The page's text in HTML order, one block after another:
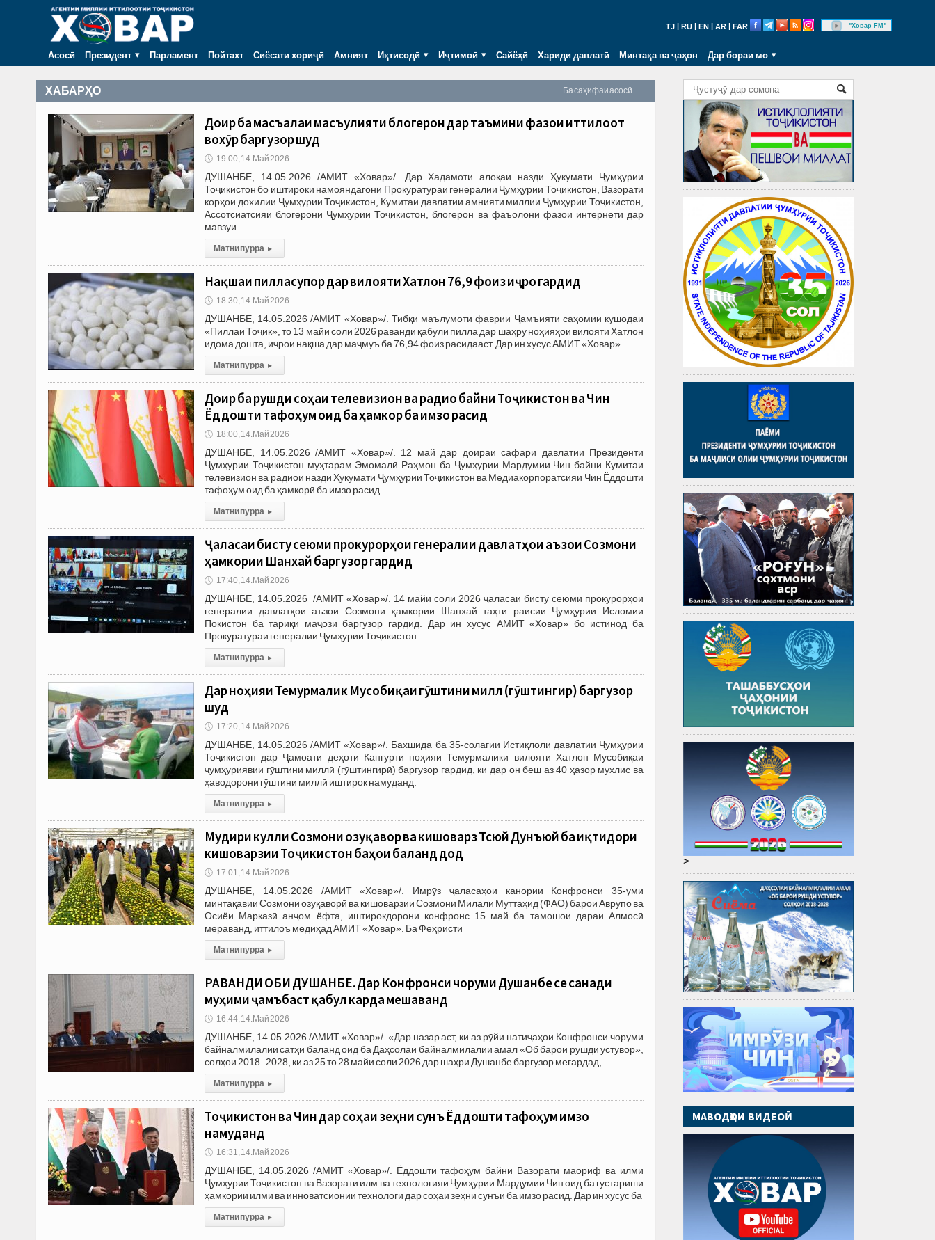
TJ RU EN AR FAR "Ховар FM"
Асосӣ Президент Парламент Пойтахт Сиёсати хориҷӣ Амният Иқтисодӣ Иҷтимоӣ Сайёҳӣ Хариди давлатӣ Минтақа ва ҷаҳон Дар бораи мо
Ба саҳифаи асосӣ
ХАБАРҲО
Доир ба масъалаи масъулияти блогерон дар таъмини фазои иттилоотӣ
вохӯрӣ баргузор шуд
🕔 19:00, 14.Май 2026
ДУШАНБЕ, 14.05.2026 /АМИТ «Ховар»/. Дар Хадамоти алоқаи назди Ҳукумати Ҷумҳурии
Тоҷикистон бо иштироки намояндагони Прокуратураи генералии Ҷумҳурии Тоҷикистон, Вазорати
корҳои дохилии Ҷумҳурии Тоҷикистон, Кумитаи давлатии амнияти миллии Ҷумҳурии Тоҷикистон,
Ассотсиатсияи блогерони Ҷумҳурии Тоҷикистон, блогерон ва фаъолони фазои интернетӣ дар
мавзуи
Матни пурра ▸
Нақшаи пилласупорӣ дар вилояти Хатлон 76,9 фоиз иҷро гардид
🕔 18:30, 14.Май 2026
ДУШАНБЕ, 14.05.2026 /АМИТ «Ховар»/. Тибқи маълумоти фаврии Ҷамъияти саҳомии кушодаи
«Пиллаи Тоҷик», то 13 майи соли 2026 раванди қабули пилла дар шаҳру ноҳияҳои вилояти Хатлон
идома дошта, иҷрои нақша дар маҷмуъ ба 76,94 фоиз расидааст. Дар ин хусус АМИТ «Ховар»
Матни пурра ▸
Доир ба рушди соҳаи телевизион ва радио байни Тоҷикистон ва Чин
Ёддошти тафоҳум оид ба ҳамкорӣ ба имзо расид
🕔 18:00, 14.Май 2026
ДУШАНБЕ, 14.05.2026 /АМИТ «Ховар»/. 12 май дар доираи сафари давлатии Президенти
Ҷумҳурии Тоҷикистон муҳтарам Эмомалӣ Раҳмон ба Ҷумҳурии Мардумии Чин байни Кумитаи
телевизион ва радиои назди Ҳукумати Ҷумҳурии Тоҷикистон ва Медиакорпоратсияи Чин Ёддошти
тафоҳум оид ба ҳамкорӣ ба имзо расид.
Матни пурра ▸
Ҷаласаи бисту сеюми прокурорҳои генералии давлатҳои аъзои Созмони
ҳамкории Шанхай баргузор гардид
🕔 17:40, 14.Май 2026
ДУШАНБЕ, 14.05.2026 /АМИТ «Ховар»/. 14 майи соли 2026 ҷаласаи бисту сеюми прокурорҳои
генералии давлатҳои аъзои Созмони ҳамкории Шанхай таҳти раисии Ҷумҳурии Исломии
Покистон ба тариқи маҷозӣ баргузор гардид. Дар ин хусус АМИТ «Ховар» бо истинод ба
Прокуратураи генералии Ҷумҳурии Тоҷикистон
Матни пурра ▸
Дар ноҳияи Темурмалик Мусобиқаи гӯштини миллӣ (гӯштингирӣ) баргузор
шуд
🕔 17:20, 14.Май 2026
ДУШАНБЕ, 14.05.2026 /АМИТ «Ховар»/. Бахшида ба 35-солагии Истиқлоли давлатии Ҷумҳурии
Тоҷикистон дар Ҷамоати деҳоти Кангурти ноҳияи Темурмалики вилояти Хатлон Мусобиқаи
ҷумҳуриявии гӯштини миллӣ (гӯштингирӣ) баргузор гардид, ки дар он беш аз 40 ҳазор мухлис ва
ҳаводорони гӯштини миллӣ иштирок намуданд.
Матни пурра ▸
Мудири кулли Созмони озуқаворӣ ва кишоварзӣ Тсюй Дунъюй ба иқтидори
кишоварзии Тоҷикистон баҳои баланд дод
🕔 17:01, 14.Май 2026
ДУШАНБЕ, 14.05.2026 /АМИТ «Ховар»/. Имрӯз ҷаласаҳои канории Конфронси 35-уми
минтақавии Созмони озуқаворӣ ва кишоварзии Созмони Милали Муттаҳид (ФАО) барои Аврупо ва
Осиёи Марказӣ анҷом ёфта, иштирокдорони конфронс 15 май ба тамошои дараи Алмосӣ
мераванд, иттилоъ медиҳад АМИТ «Ховар». Ба Феҳристи
Матни пурра ▸
РАВАНДИ ОБИ ДУШАНБЕ. Дар Конфронси чоруми Душанбе се санади
муҳими ҷамъбастӣ қабул карда мешаванд
🕔 16:44, 14.Май 2026
ДУШАНБЕ, 14.05.2026 /АМИТ «Ховар»/. «Дар назар аст, ки аз рӯйи натиҷаҳои Конфронси чоруми
байналмилалии сатҳи баланд оид ба Даҳсолаи байналмилалии амал «Об барои рушди устувор»,
солҳои 2018–2028, ки аз 25 то 28 майи соли 2026 дар шаҳри Душанбе баргузор мегардад,
Матни пурра ▸
Тоҷикистон ва Чин дар соҳаи зеҳни сунъӣ Ёддошти тафоҳум имзо
намуданд
🕔 16:31, 14.Май 2026
ДУШАНБЕ, 14.05.2026 /АМИТ «Ховар»/. Ёддошти тафоҳум байни Вазорати маориф ва илми
Ҷумҳурии Тоҷикистон ва Вазорати илм ва технологияи Ҷумҳурии Мардумии Чин оид ба густариши
ҳамкории илмӣ ва инноватсионии технологӣ дар соҳаи зеҳни сунъӣ ба имзо расид. Дар ин хусус ба
Матни пурра ▸
>
МАВОДҲОИ ВИДЕОӢ